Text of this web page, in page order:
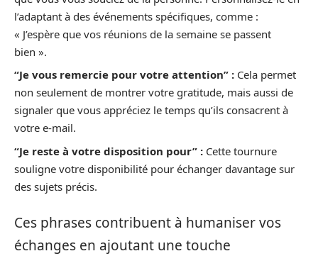
l’adaptant à des événements spécifiques, comme :
« J’espère que vos réunions de la semaine se passent
bien ».
“Je vous remercie pour votre attention” : Cela permet
non seulement de montrer votre gratitude, mais aussi de
signaler que vous appréciez le temps qu’ils consacrent à
votre e-mail.
“Je reste à votre disposition pour” : Cette tournure
souligne votre disponibilité pour échanger davantage sur
des sujets précis.
Ces phrases contribuent à humaniser vos
échanges en ajoutant une touche